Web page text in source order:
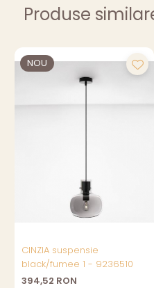
Produse
NOU
CINZIA suspensie
black/fumee 1 - 9236510
394,52 RON